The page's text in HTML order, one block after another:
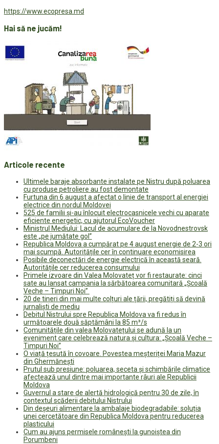
https://www.ecopresa.md
Hai să ne jucăm!
Articole recente
Ultimele baraje absorbante instalate pe Nistru după poluarea
cu produse petroliere au fost demontate
Furtuna din 6 august a afectat o linie de transport al energiei
electrice din nordul Moldovei
525 de familii și-au înlocuit electrocasnicele vechi cu aparate
eficiente energetic, cu ajutorul EcoVoucher
Ministrul Mediului: Lacul de acumulare de la Novodnestrovsk
este „pe jumătate gol”
Republica Moldova a cumpărat pe 4 august energie de 2-3 ori
mai scumpă. Autoritățile cer în continuare economisirea
Posibile deconectări de energie electrică în această seară.
Autoritățile cer reducerea consumului
Primele izvoare din Valea Molovateț vor fi restaurate: cinci
sate au lansat campania la sărbătoarea comunitară „Școală
Veche – Timpuri Noi”
20 de tineri din mai multe colțuri ale țării, pregătiți să devină
jurnaliști de mediu
Debitul Nistrului spre Republica Moldova va fi redus în
următoarele două săptămâni la 85 m³/s
Comunitățile din valea Molovatețului se adună la un
eveniment care celebrează natura și cultura: „Școală Veche –
Timpuri Noi”
O viață țesută în covoare. Povestea meșteriței Maria Mazur
din Ghermănești
Prutul sub presiune: poluarea, seceta și schimbările climatice
afectează unul dintre mai importante râuri ale Republicii
Moldova
Guvernul a stare de alertă hidrologică pentru 30 de zile, în
contextul scăderii debitului Nistrului
Din deșeuri alimentare la ambalaje biodegradabile: soluția
unei cercetătoare din Republica Moldova pentru reducerea
plasticului
Cum au ajuns permisele românești la gunoiștea din
Porumbeni